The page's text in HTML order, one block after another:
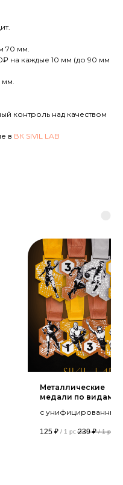
70 мм.
на каждые 10 мм (до 90 мм
мм.
контроль над качеством
в ВК SIVIL LAB
Металлические
медали по видам
с унифицированным
125 ₽ / 1 pc 239 ₽ / 1 pc